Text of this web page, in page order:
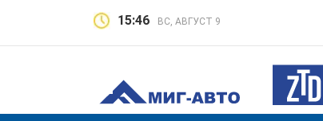
15:46 ВС, АВГУСТ 9